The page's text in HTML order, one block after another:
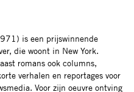
is een prijswinnende
die woont in New York.
romans ook columns,
verhalen en reportages voor
Voor zijn oeuvre ontving